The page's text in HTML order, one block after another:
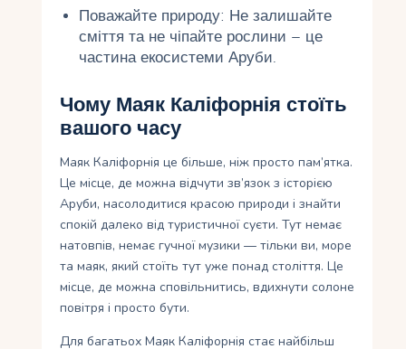
Поважайте природу: Не залишайте
сміття та не чіпайте рослини – це
частина екосистеми Аруби.
Чому Маяк Каліфорнія стоїть
вашого часу
Маяк Каліфорнія це більше, ніж просто пам’ятка.
Це місце, де можна відчути зв’язок з історією
Аруби, насолодитися красою природи і знайти
спокій далеко від туристичної суєти. Тут немає
натовпів, немає гучної музики — тільки ви, море
та маяк, який стоїть тут уже понад століття. Це
місце, де можна сповільнитись, вдихнути солоне
повітря і просто бути.
Для багатьох Маяк Каліфорнія стає найбільш